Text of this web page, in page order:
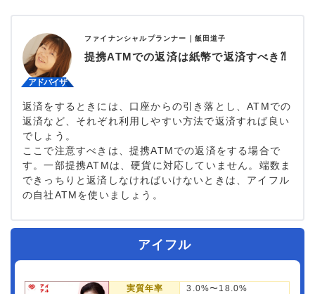
ファイナンシャルプランナー｜ 飯田道子
提携ATMでの返済は紙幣で返済すべき⁈
返済をするときには、口座からの引き落とし、ATMでの
返済など、それぞれ利用しやすい方法で返済すれば良い
でしょう。
ここで注意すべきは、提携ATMでの返済をする場合で
す。一部提携ATMは、硬貨に対応していません。端数ま
できっちりと返済しなければいけないときは、アイフル
の自社ATMを使いましょう。
アイフル
実質年率 3.0%〜18.0%